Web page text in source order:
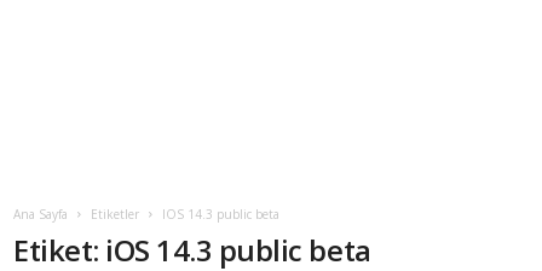
Ana Sayfa Etiketler IOS 14.3 public beta
Etiket: iOS 14.3 public beta